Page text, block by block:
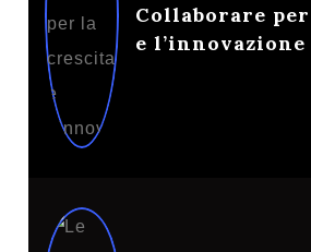
Collaborare
e l’innovazione